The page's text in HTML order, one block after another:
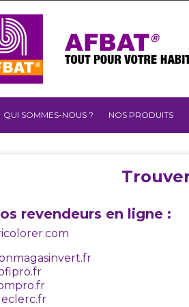
QUI SOMMES-NOUS ? NOS PRODUITS
revendeurs en ligne :